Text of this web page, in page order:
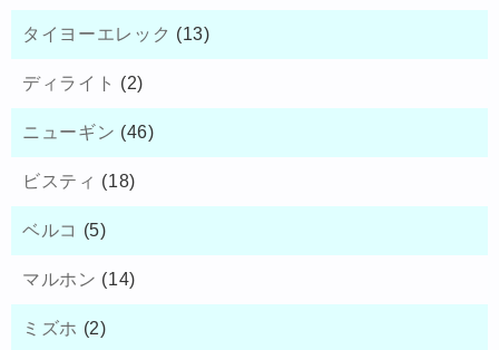
タイヨーエレック (13)
ディライト (2)
ニューギン (46)
ビスティ (18)
ベルコ (5)
マルホン (14)
ミズホ (2)